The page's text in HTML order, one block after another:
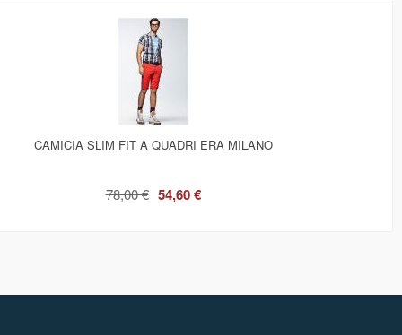
CAMICIA SLIM FIT A QUADRI ERA MILANO
78,00 € 54,60 €